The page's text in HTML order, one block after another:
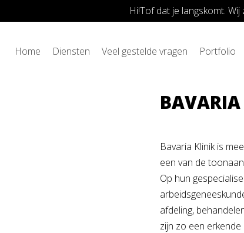
Hi!Tof dat je langskomt.
content
Home Diensten Veel gestelde vragen Portfolio
Bavaria Klinik is
een van de
Op hun
afdeling,
zijn zo een